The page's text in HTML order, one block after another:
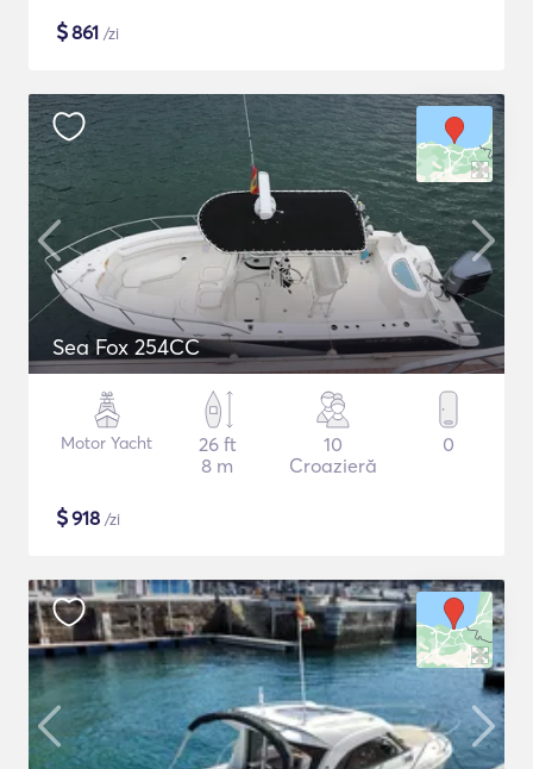
$861 /zi
Sea Fox 254CC
Motor Yacht
26 ft
8 m
10
Croazieră
0
$918 /zi